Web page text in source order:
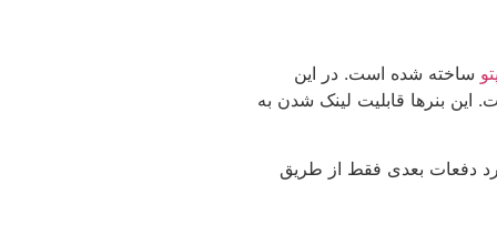
ساخته شده است. در این
این بنرها قابلیت لینک شدن به
کرد دفعات بعدی فقط از طریق